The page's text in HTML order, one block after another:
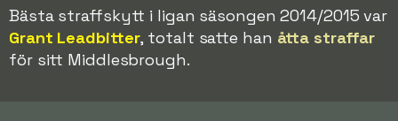
Bästa straffskytt i ligan säsongen 2014/2015 var
Grant Leadbitter, totalt satte han åtta straffar
för sitt Middlesbrough.